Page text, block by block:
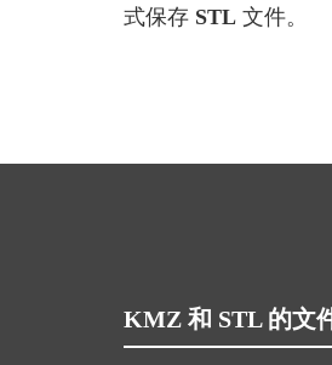
式保存 STL 文件。
KMZ 和 STL 的文